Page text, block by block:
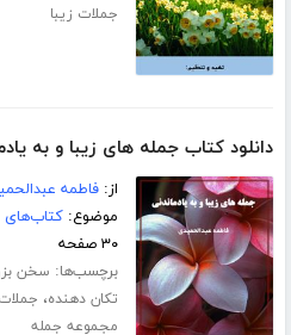
جملات زیبا
دانلود کتاب جمله های زیبا و به
از:فاطمه
موضوع:
۳۰ صفحه
برچسب‌ها: سخن
تکان دهنده،
مجموعه جمله